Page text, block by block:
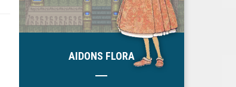
AIDONS FLORA